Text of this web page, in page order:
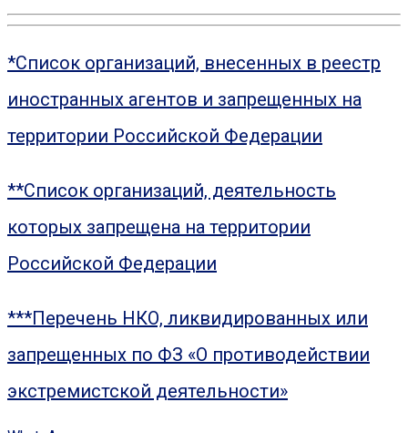
*Список организаций, внесенных в реестр
иностранных агентов и запрещенных на
территории Российской Федерации
**Список организаций, деятельность
которых запрещена на территории
Российской Федерации
***Перечень НКО, ликвидированных или
запрещенных по ФЗ «О противодействии
экстремистской деятельности»